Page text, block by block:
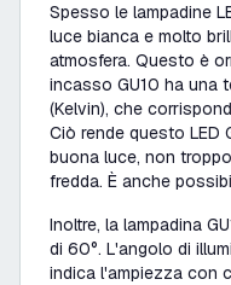
Spesso le lampadine
luce bianca e molto
atmosfera. Questo è
incasso GU10 ha una
(Kelvin), che
Ciò rende questo LED
buona luce, non
fredda. È anche
Inoltre, la lampadina
di 60°. L'angolo di
indica l'ampiezza con